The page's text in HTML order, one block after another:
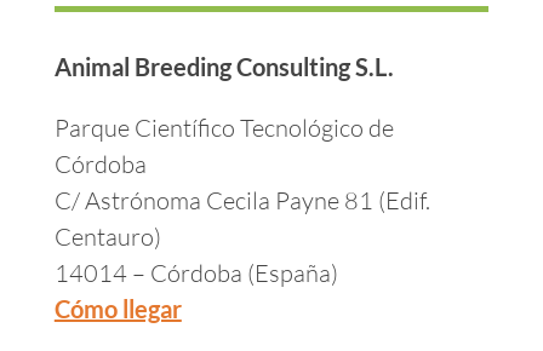
Animal Breeding Consulting S.L.
Parque Científico Tecnológico de
Córdoba
C/ Astrónoma Cecila Payne 81 (Edif.
Centauro)
14014 – Córdoba (España)
Cómo llegar